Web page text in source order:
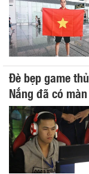
Đè bẹp game
Nắng đã có